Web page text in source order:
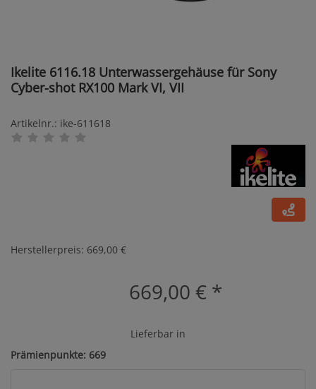
Ikelite 6116.18 Unterwassergehäuse für Sony
Cyber-shot RX100 Mark VI, VII
Artikelnr.: ike-611618
Herstellerpreis: 669,00 €
669,00 € *
Lieferbar in
Prämienpunkte: 669